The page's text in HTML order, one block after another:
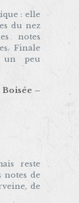
: elle
du nez
notes
Finale
un peu
–
reste
de
de